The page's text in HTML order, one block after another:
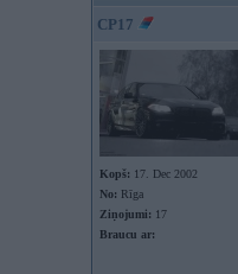
CP17
Kopš: 17. Dec 2002
No: Rīga
Ziņojumi: 17
Braucu ar: